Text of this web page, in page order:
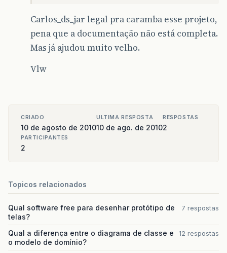
Carlos_ds_jar legal pra caramba esse projeto,
pena que a documentação não está completa.
Mas já ajudou muito velho.
Vlw
CRIADO
10 de agosto de 2010
ULTIMA RESPOSTA
10 de ago. de 2010
RESPOSTAS
2
PARTICIPANTES
2
Topicos relacionados
Qual software free para desenhar protótipo de
telas?
7 respostas
Qual a diferença entre o diagrama de classe e
o modelo de domínio?
12 respostas